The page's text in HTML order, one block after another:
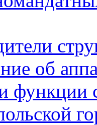
об
функции